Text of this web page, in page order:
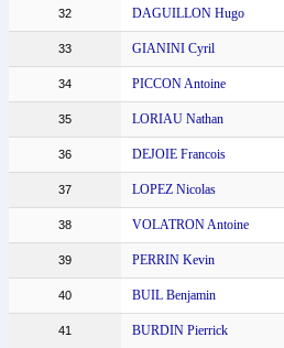
32 DAGUILLON Hugo
33 GIANINI Cyril
34 PICCON Antoine
35 LORIAU Nathan
36 DEJOIE Francois
37 LOPEZ Nicolas
38 VOLATRON Antoine
39 PERRIN Kevin
40 BUIL Benjamin
41 BURDIN Pierrick